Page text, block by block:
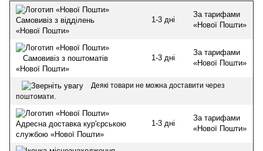
Самовивіз з відділень
«Нової Пошти»
1-3 дні
За тарифами
«Нової Пошти»
Самовивіз з поштоматів
«Нової Пошти»
1-3 дні
За тарифами
«Нової Пошти»
Деякі товари не можна доставити через
поштомати.
Адресна доставка кур'єрською
службою «Нової Пошти»
1-3 дні
За тарифами
«Нової Пошти»